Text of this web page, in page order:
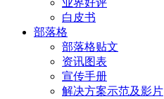
业界好评
白皮书
部落格
部落格贴文
资讯图表
宣传手册
解决方案示范及影片